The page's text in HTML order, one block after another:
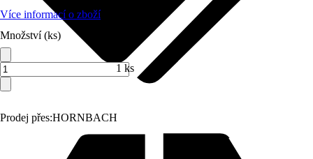
Prodej přes:HORNBACH
Více informací o zboží
Množství (ks)
1 ks